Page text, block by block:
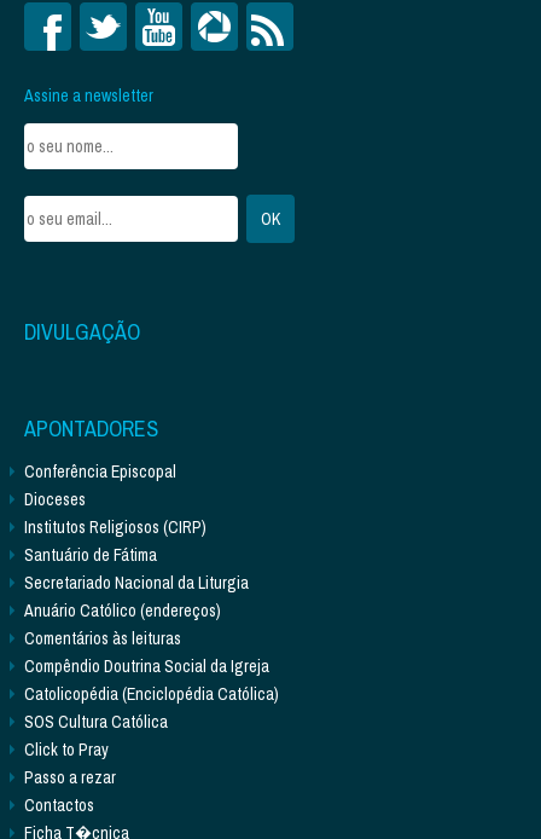
Assine a newsletter
DIVULGAÇÃO
APONTADORES
Conferência Episcopal
Dioceses
Institutos Religiosos (CIRP)
Santuário de Fátima
Secretariado Nacional da Liturgia
Anuário Católico (endereços)
Comentários às leituras
Compêndio Doutrina Social da Igreja
Catolicopédia (Enciclopédia Católica)
SOS Cultura Católica
Click to Pray
Passo a rezar
Contactos
Ficha T�cnica